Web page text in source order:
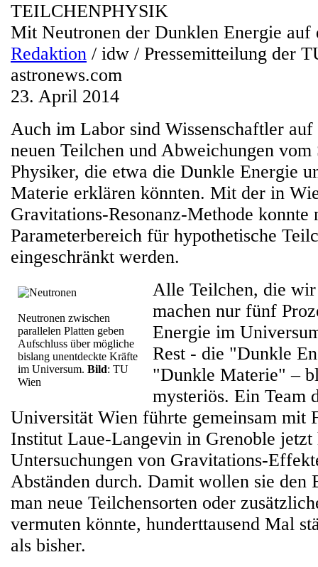
TEILCHENPHYSIK
Mit Neutronen der Dunklen Energie auf
Redaktion / idw / Pressemitteilung der
astronews.com
23. April 2014
Auch im Labor sind Wissenschaftler auf
neuen Teilchen und Abweichungen
Physiker, die etwa die Dunkle Energie
Materie erklären könnten. Mit der in
Gravitations-Resonanz-Methode konnte
Parameterbereich für hypothetische
eingeschränkt werden.
Neutronen zwischen
parallelen Platten geben
Aufschluss über mögliche
bislang unentdeckte Kräfte
im Universum. Bild: TU
Wien
Alle Teilchen, die wir
machen nur fünf
Energie im
Rest - die "Dunkle
"Dunkle Materie" –
mysteriös. Ein Team
Universität Wien führte gemeinsam mit
Institut Laue-Langevin in Grenoble jetzt
Untersuchungen von Gravitations-
Abständen durch. Damit wollen sie den
man neue Teilchensorten oder
vermuten könnte, hunderttausend Mal
als bisher.